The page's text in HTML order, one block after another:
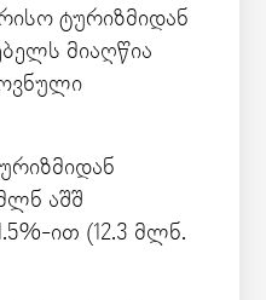
ტურიზმიდან
მიაღწია
აშშ
ით (12.3 მლნ.